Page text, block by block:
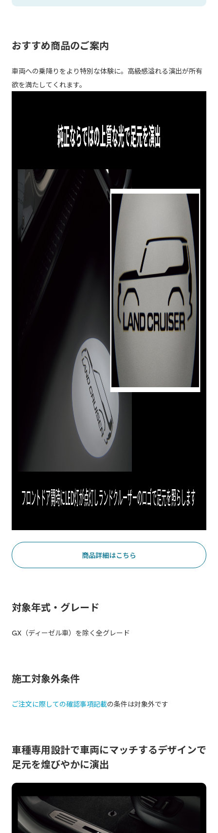
おすすめ商品のご案内
車両への乗降りをより特別な体験に。高級感溢れる演出が所有
欲を満たしてくれます。
商品詳細はこちら
対象年式・グレード
GX（ディーゼル車）を除く全グレード
施工対象外条件
ご注文に際しての確認事項記載の条件は対象外です
車種専用設計で車両にマッチするデザインで
足元を煌びやかに演出